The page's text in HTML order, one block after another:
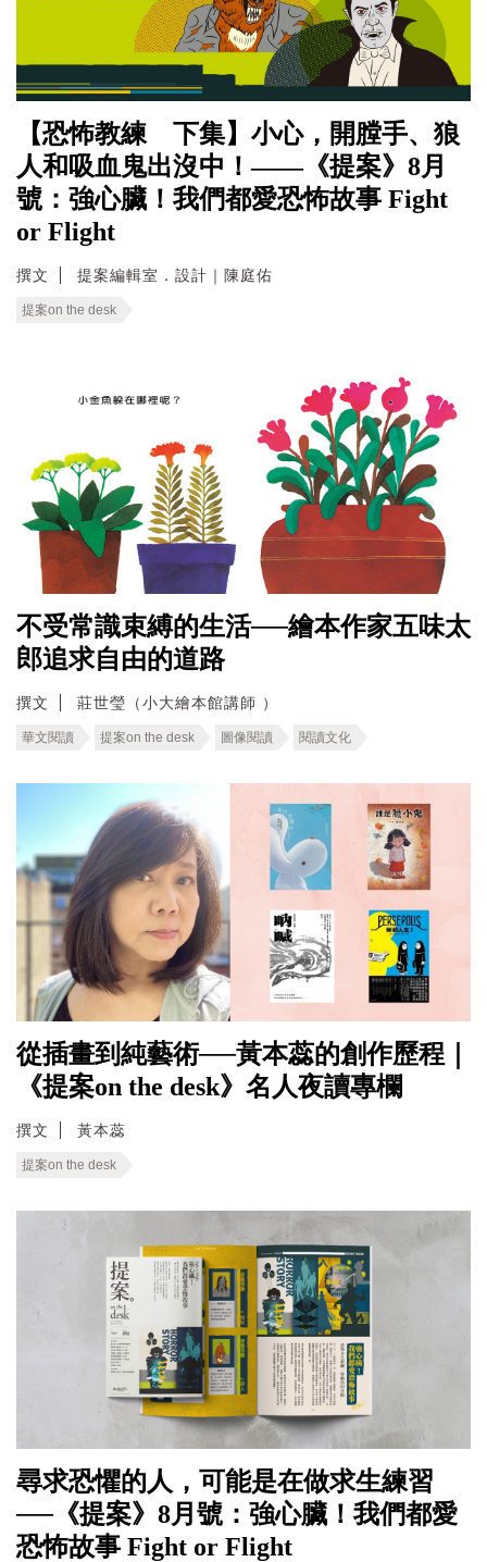
【恐怖教練 下集】小心，開膛手、狼
人和吸血鬼出沒中！——《提案》8月
號：強心臟！我們都愛恐怖故事 Fight
or Flight
撰文 提案編輯室．設計｜陳庭佑
提案on the desk
不受常識束縛的生活──繪本作家五味太
郎追求自由的道路
撰文 莊世瑩（小大繪本館講師 ）
華文閱讀 提案on the desk 圖像閱讀 閱讀文化
從插畫到純藝術──黃本蕊的創作歷程｜
《提案on the desk》名人夜讀專欄
撰文 黃本蕊
提案on the desk
尋求恐懼的人，可能是在做求生練習
──《提案》8月號：強心臟！我們都愛
恐怖故事 Fight or Flight